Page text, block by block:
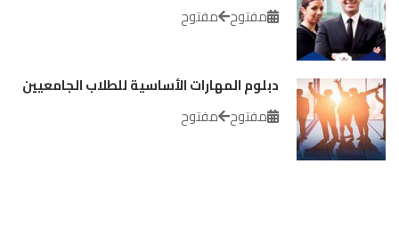
مفتوح مفتوح
دبلوم المهارات الأساسية للطلاب الجامعيين
مفتوح مفتوح